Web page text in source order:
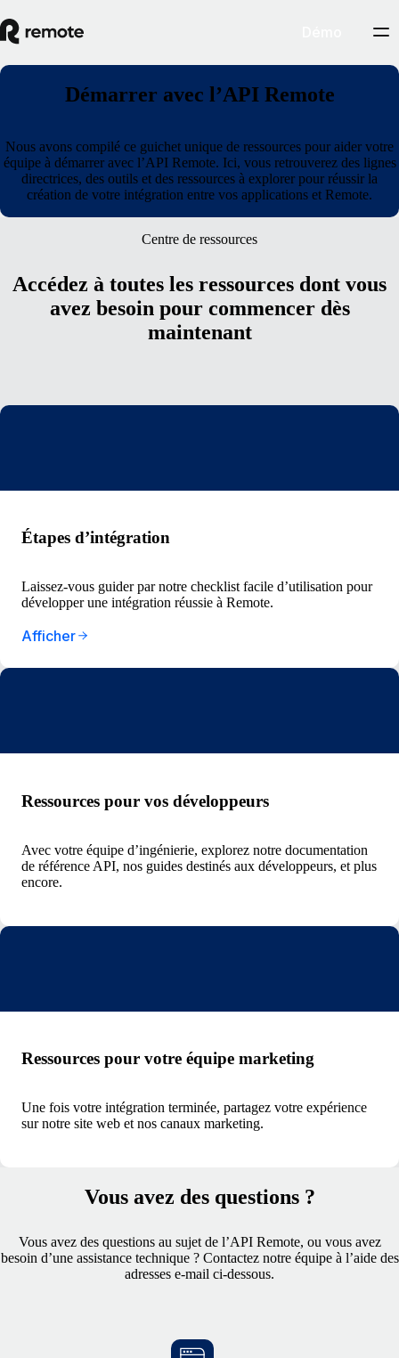
Démarrer avec l’API Remote
Nous avons compilé ce guichet unique de ressources pour aider votre
équipe à démarrer avec l’API Remote. Ici, vous retrouverez des lignes
directrices, des outils et des ressources à explorer pour réussir la
création de votre intégration entre vos applications et Remote.
Centre de ressources
Accédez à toutes les ressources dont vous
avez besoin pour commencer dès
maintenant
Étapes d’intégration
Laissez-vous guider par notre checklist facile d’utilisation pour
développer une intégration réussie à Remote.
Afficher
Ressources pour vos développeurs
Avec votre équipe d’ingénierie, explorez notre documentation
de référence API, nos guides destinés aux développeurs, et plus
encore.
Ressources pour votre équipe marketing
Une fois votre intégration terminée, partagez votre expérience
sur notre site web et nos canaux marketing.
Vous avez des questions ?
Vous avez des questions au sujet de l’API Remote, ou vous avez
besoin d’une assistance technique ? Contactez notre équipe à l’aide des
adresses e-mail ci-dessous.